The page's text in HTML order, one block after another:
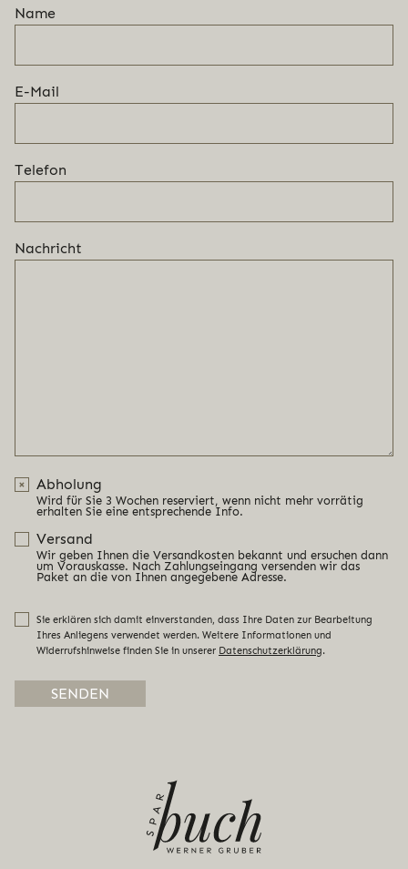
Name
E-Mail
Telefon
Nachricht
Abholung
Wird für Sie 3 Wochen reserviert, wenn nicht mehr vorrätig
erhalten Sie eine entsprechende Info.
Versand
Wir geben Ihnen die Versandkosten bekannt und ersuchen dann
um Vorauskasse. Nach Zahlungseingang versenden wir das
Paket an die von Ihnen angegebene Adresse.
Sie erklären sich damit einverstanden, dass Ihre Daten zur Bearbeitung
Ihres Anliegens verwendet werden. Weitere Informationen und
Widerrufshinweise finden Sie in unserer Datenschutzerklärung.